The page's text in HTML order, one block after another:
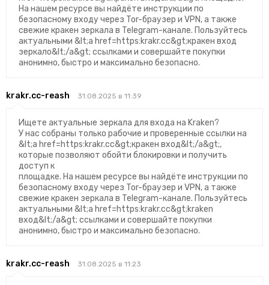
На нашем ресурсе вы найдёте инструкции по
безопасному входу через Tor-браузер и VPN, а также
свежие кракен зеркала в Telegram-канале. Пользуйтесь
актуальными &lt;a href=https:krakr.cc&gt;кракен вход
зеркало&lt;/a&gt; ссылками и совершайте покупки
анонимно, быстро и максимально безопасно.
krakr.cc-reash 31.08.2025 в 11:39
Ищете актуальные зеркала для входа на Kraken?
У нас собраны только рабочие и проверенные ссылки на
&lt;a href=https:krakr.cc&gt;кракен вход&lt;/a&gt;,
которые позволяют обойти блокировки и получить
доступ к
площадке. На нашем ресурсе вы найдёте инструкции по
безопасному входу через Tor-браузер и VPN, а также
свежие кракен зеркала в Telegram-канале. Пользуйтесь
актуальными &lt;a href=https:krakr.cc&gt;kraken
вход&lt;/a&gt; ссылками и совершайте покупки
анонимно, быстро и максимально безопасно.
krakr.cc-reash 31.08.2025 в 11:23